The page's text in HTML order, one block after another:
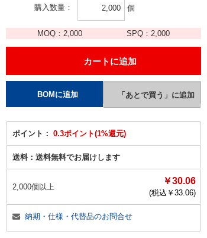
購入数量 個
MOQ： 2,000 SPQ：2,000
ポイント： 0.3ポイント(1%還元)
送料： 送料無料でお届けします
2,000個以上
￥30.06
(税込￥ 33.06)
納期・仕様・代替品のお問合せ